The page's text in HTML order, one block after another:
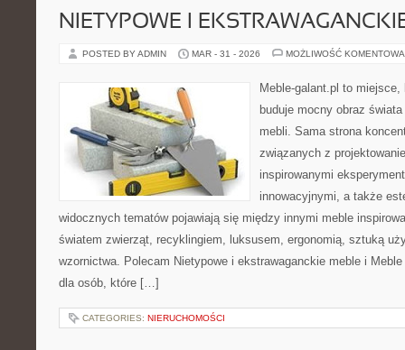
NIETYPOWE I
POSTED BY ADMIN MAR - 31 - 2026 MOŻLIWOŚĆ
Meble-galant.pl to
buduje mocny obraz
mebli. Sama strona
związanych z
inspirowanymi
innowacyjnymi, a także
widocznych tematów pojawiają się między innymi meble
światem zwierząt, recyklingiem, luksusem, ergonomią, sztuką
wzornictwa. Polecam Nietypowe i ekstrawaganckie meble i
dla osób, które […]
CATEGORIES: NIERUCHOMOŚCI